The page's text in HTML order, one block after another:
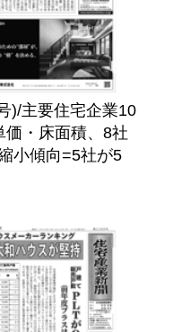
)/主要住宅企業10
価・床面積、8社
小傾向=5社が5